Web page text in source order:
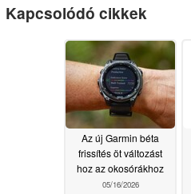
Kapcsolódó cikkek
Az új Garmin béta
frissítés öt változást
hoz az okosórákhoz
05/16/2026